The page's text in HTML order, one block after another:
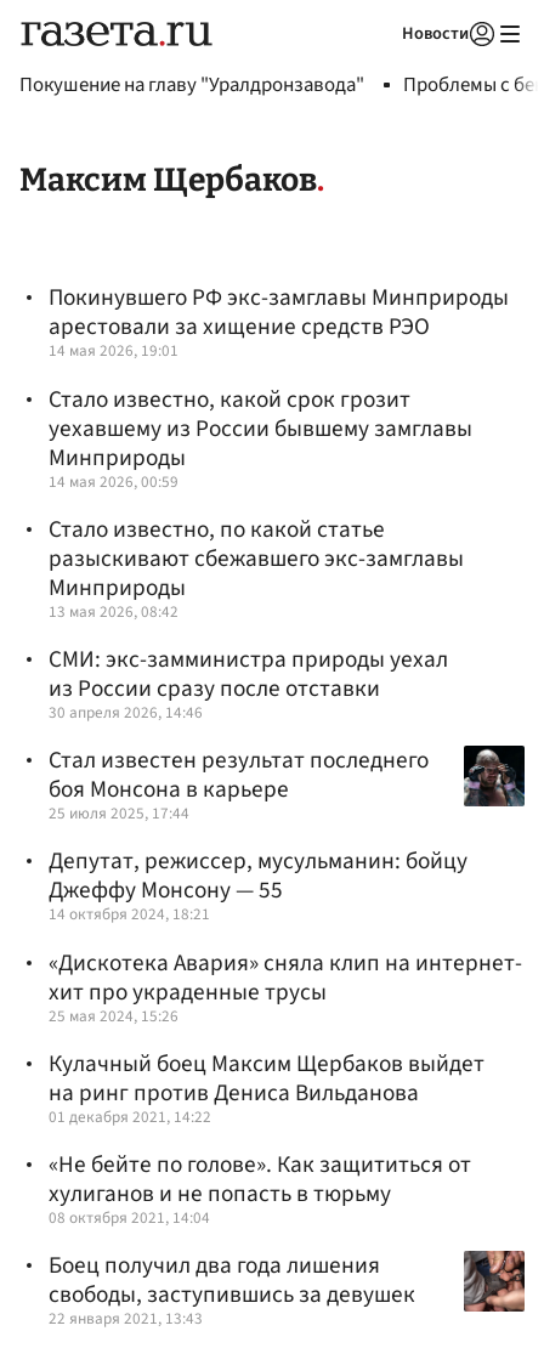
Новости
Покушение на главу "Уралдронзавода" Проблемы с
Максим Щербаков
Покинувшего РФ экс-замглавы Минприроды
арестовали за хищение средств РЭО
14 мая 2026, 19:01
Стало известно, какой срок грозит
уехавшему из России бывшему замглавы
Минприроды
14 мая 2026, 00:59
Стало известно, по какой статье
разыскивают сбежавшего экс-замглавы
Минприроды
13 мая 2026, 08:42
СМИ: экс-замминистра природы уехал
из России сразу после отставки
30 апреля 2026, 14:46
Стал известен результат последнего
боя Монсона в карьере
25 июля 2025, 17:44
Депутат, режиссер, мусульманин: бойцу
Джеффу Монсону — 55
14 октября 2024, 18:21
«Дискотека Авария» сняла клип на интернет-
хит про украденные трусы
25 мая 2024, 15:26
Кулачный боец Максим Щербаков выйдет
на ринг против Дениса Вильданова
01 декабря 2021, 14:22
«Не бейте по голове». Как защититься от
хулиганов и не попасть в тюрьму
08 октября 2021, 14:04
Боец получил два года лишения
свободы, заступившись за девушек
22 января 2021, 13:43